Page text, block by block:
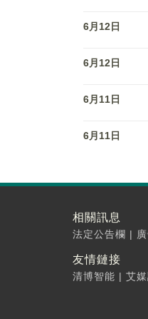
6月12日
6月12日
6月11日
6月11日
相關訊息
法定公告欄 |
友情鏈接
清博智能 | 艾